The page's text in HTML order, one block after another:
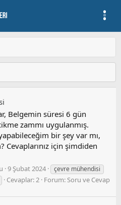
Belgemin süresi 6 gün
zammı uygulanmış.
bir şey var mı,
Cevaplarınız için şimdiden
9 Şubat 2024
çevre mühendisi
Cevaplar: 2 Forum:Soru ve Cevap